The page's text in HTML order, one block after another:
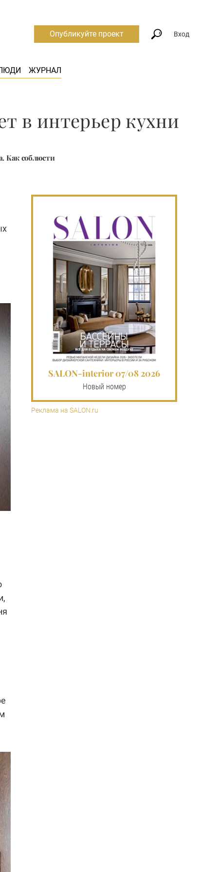
ЖУРНАЛ
Опубликуйте проект Вход
в интерьер кухни
Как соблюсти
SALON-interior 07/08 2026
Новый номер
Реклама на SALON.ru